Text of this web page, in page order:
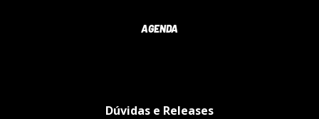
AGENDA
Dúvidas e Releases